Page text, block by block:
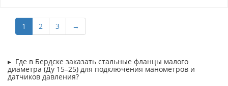
1 2 3 →
Где в Бердске заказать стальные фланцы малого
диаметра (Ду 15–25) для подключения манометров и
датчиков давления?